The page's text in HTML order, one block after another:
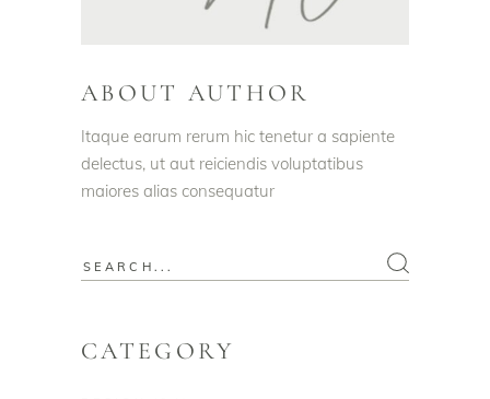
ABOUT AUTHOR
Itaque earum rerum hic tenetur a sapiente
delectus, ut aut reiciendis voluptatibus
maiores alias consequatur
CATEGORY